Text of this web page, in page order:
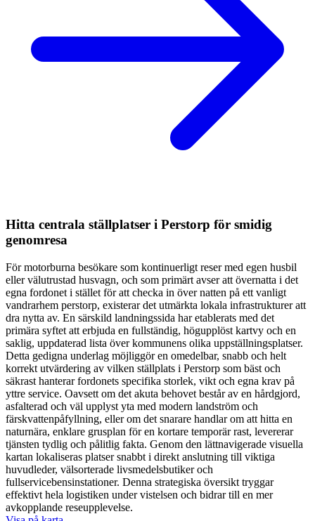
Hitta centrala ställplatser i Perstorp för smidig
genomresa
För motorburna besökare som kontinuerligt reser med egen husbil
eller välutrustad husvagn, och som primärt avser att övernatta i det
egna fordonet i stället för att checka in över natten på ett vanligt
vandrarhem perstorp, existerar det utmärkta lokala infrastrukturer att
dra nytta av. En särskild landningssida har etablerats med det
primära syftet att erbjuda en fullständig, högupplöst kartvy och en
saklig, uppdaterad lista över kommunens olika uppställningsplatser.
Detta gedigna underlag möjliggör en omedelbar, snabb och helt
korrekt utvärdering av vilken ställplats i Perstorp som bäst och
säkrast hanterar fordonets specifika storlek, vikt och egna krav på
yttre service. Oavsett om det akuta behovet består av en hårdgjord,
asfalterad och väl upplyst yta med modern landström och
färskvattenpåfyllning, eller om det snarare handlar om att hitta en
naturnära, enklare grusplan för en kortare temporär rast, levererar
tjänsten tydlig och pålitlig fakta. Genom den lättnavigerade visuella
kartan lokaliseras platser snabbt i direkt anslutning till viktiga
huvudleder, välsorterade livsmedelsbutiker och
fullservicebensinstationer. Denna strategiska översikt tryggar
effektivt hela logistiken under vistelsen och bidrar till en mer
avkopplande reseupplevelse.